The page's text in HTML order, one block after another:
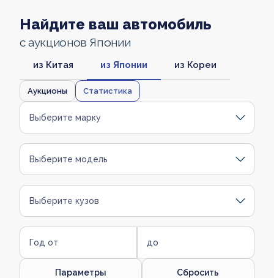
Найдите ваш автомобиль
с аукционов Японии
из Китая из Японии из Кореи
Аукционы Статистика
Выберите марку
Выберите модель
Выберите кузов
Год от до
Параметры Сбросить